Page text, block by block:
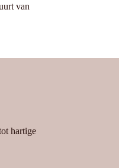
van
hartige